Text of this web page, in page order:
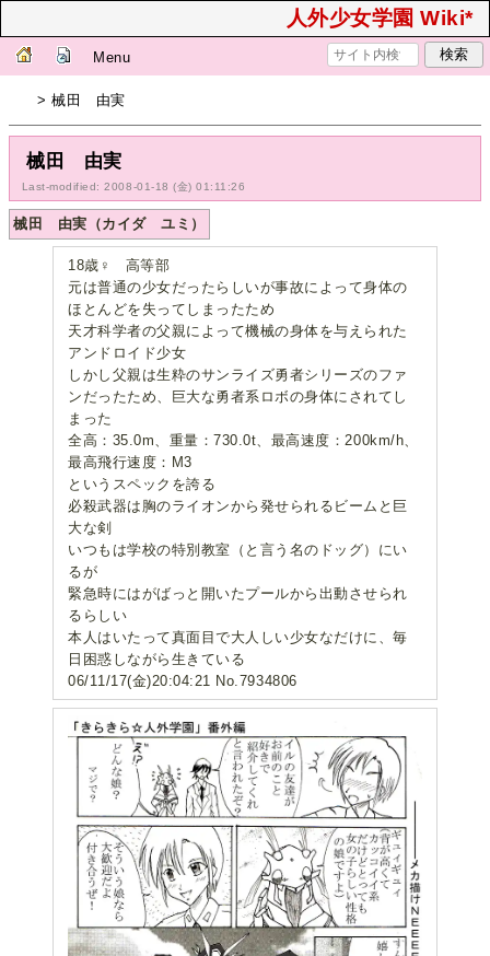
人外少女学園 Wiki*
Menu
> 械田 由実
械田 由実
Last-modified: 2008-01-18 (金) 01:11:26
械田 由実（カイダ ユミ）
18歳♀ 高等部
元は普通の少女だったらしいが事故によって身体の
ほとんどを失ってしまったため
天才科学者の父親によって機械の身体を与えられた
アンドロイド少女
しかし父親は生粋のサンライズ勇者シリーズのファ
ンだったため、巨大な勇者系ロボの身体にされてし
まった
全高：35.0m、重量：730.0t、最高速度：200km/h、
最高飛行速度：M3
というスペックを誇る
必殺武器は胸のライオンから発せられるビームと巨
大な剣
いつもは学校の特別教室（と言う名のドッグ）にい
るが
緊急時にはがばっと開いたプールから出動させられ
るらしい
本人はいたって真面目で大人しい少女なだけに、毎
日困惑しながら生きている
06/11/17(金)20:04:21 No.7934806